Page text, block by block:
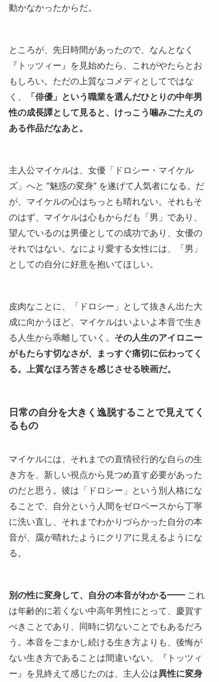
動かなかったからだ。
ところが、先日時間があったので、なんとなく
『トッツィー』を見始めたら、これがやたらとお
もしろい。ただの上質なコメディとしてではな
く、
「俳優」という職業を選んだひとりの中年男
性の成長譚として見ると、けっこう噛みごたえの
ある作品だなあと。
主人公マイケルは、女優「ドロシー・マイケル
ズ」へと ”魅惑の変身” を遂げて人気者になる。だ
が、マイケルの心はちっとも晴れない。それもそ
のはず、マイケルは心もからだも「男」であり、
望んでいるのは男優としての成功であり、女優の
それではない。なにより愛する女性には、「男」
としての自分に好意を抱いてほしい。
皮肉なことに、「ドロシー」として抜きん出た大
成に向かうほど、マイケルはいよいよ本音で生き
る人生から乖離していく。 その人生のアイロニー
がもたらす切なさが、まっすぐ痛切に伝わってく
る。上質なほろ苦さを感じさせる映画だ。
日常の自分を大きく逸脱することで見えてく
るもの
マイケルには、それまでの直情径行的な自らの生
き方を、新しい視点から見つめ直す必要があった
のだと思う。彼は「ドロシー」という別人格にな
ることで、自分という人間をゼロベースから丁寧
に洗い直し、それまでわかりづらかった自分の本
音が、靄が晴れたようにクリアに見えるようにな
る。
別の性に変身して、自分の本音がわかる━━これ
は年齢的に若くない中高年男性にとって、慶賀す
べきことであり、同時に切ないことでもあるだろ
う。本音をごまかし続ける生き方よりも、後悔が
ない生き方であることは間違いない。『トッツィ
ー』を見終えて感じたのは、主人公は異性に変身